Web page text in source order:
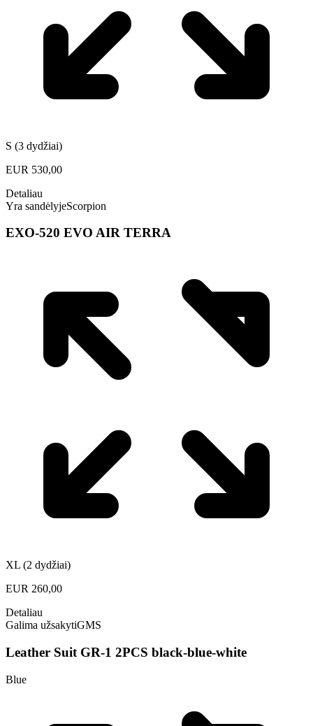
S (3 dydžiai)
EUR 530,00
Detaliau
Yra sandėlyjeScorpion
EXO-520 EVO AIR TERRA
XL (2 dydžiai)
EUR 260,00
Detaliau
Galima užsakytiGMS
Leather Suit GR-1 2PCS black-blue-white
Blue